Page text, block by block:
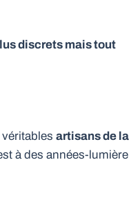
discrets mais tout
artisans de la
à des années-lumière